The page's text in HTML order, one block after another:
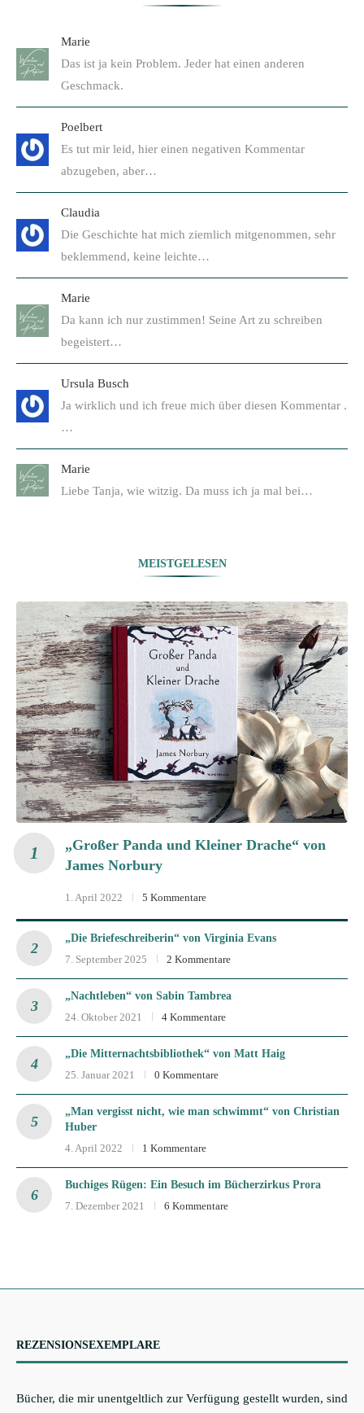
Marie
Das ist ja kein Problem. Jeder hat einen anderen
Geschmack.
Poelbert
Es tut mir leid, hier einen negativen Kommentar
abzugeben, aber…
Claudia
Die Geschichte hat mich ziemlich mitgenommen, sehr
beklemmend, keine leichte…
Marie
Da kann ich nur zustimmen! Seine Art zu schreiben
begeistert…
Ursula Busch
Ja wirklich und ich freue mich über diesen Kommentar .
…
Marie
Liebe Tanja, wie witzig. Da muss ich ja mal bei…
MEISTGELESEN
„Großer Panda und Kleiner Drache“ von
James Norbury
1. April 2022 5 Kommentare
„Die Briefeschreiberin“ von Virginia Evans
7. September 2025
2 Kommentare
„Nachtleben“ von Sabin Tambrea
24. Oktober 2021
4 Kommentare
„Die Mitternachtsbibliothek“ von Matt Haig
25. Januar 2021
0 Kommentare
„Man vergisst nicht, wie man schwimmt“ von Christian
Huber
4. April 2022
1 Kommentare
Buchiges Rügen: Ein Besuch im Bücherzirkus Prora
7. Dezember 2021
6 Kommentare
REZENSIONSEXEMPLARE
Bücher, die mir unentgeltlich zur Verfügung gestellt wurden, sind